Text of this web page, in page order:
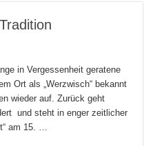
in Vergessenheit geratene
Ort als „Werzwisch“ bekannt
wieder auf. Zurück geht
und steht in enger zeitlicher
am 15. …